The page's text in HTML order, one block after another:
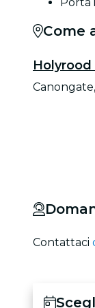
Come
Holyrood
Contattaci